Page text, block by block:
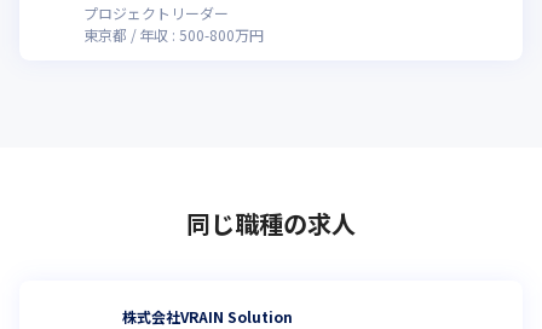
プロジェクトリーダー
東京都
年収 :500-800万円
同じ職種の求人
株式会社VRAIN Solution